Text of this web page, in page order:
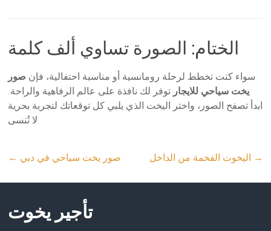
الختام: الصورة تساوي ألف كلمة
سواء كنت تخطط لرحلة رومانسية أو مناسبة احتفالية، فإن صور
يخت سياحي للايجار توفر لك نافذة على عالم الرفاهية والراحة.
ابدأ تصفح الصور، واختر اليخت الذي يلبي كل توقعاتك لتجربة بحرية
لا تُنسى.
← صور يخت سياحي في دبي →
تأجير يخوت